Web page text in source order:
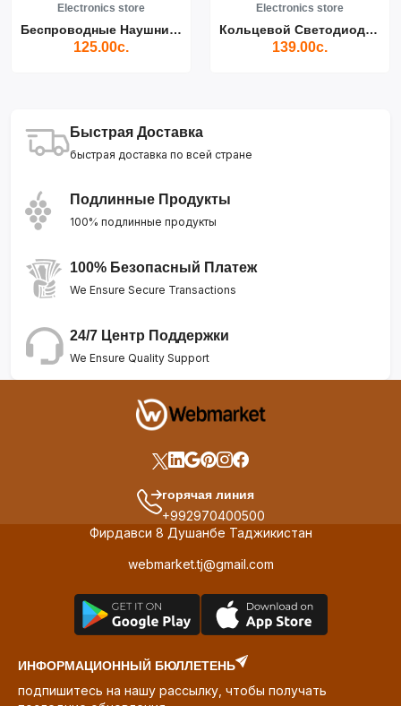
Electronics store
Беспроводные Наушники Air...
125.00с.
Electronics store
Кольцевой Светодиодный Св...
139.00с.
Быстрая Доставка
быстрая доставка по всей стране
Подлинные Продукты
100% подлинные продукты
100% Безопасный Платеж
We Ensure Secure Transactions
24/7 Центр Поддержки
We Ensure Quality Support
горячая линия
+992970400500
Фирдавси 8 Душанбе Таджикистан
webmarket.tj@gmail.com
ИНФОРМАЦИОННЫЙ БЮЛЛЕТЕНЬ
подпишитесь на нашу рассылку, чтобы получать